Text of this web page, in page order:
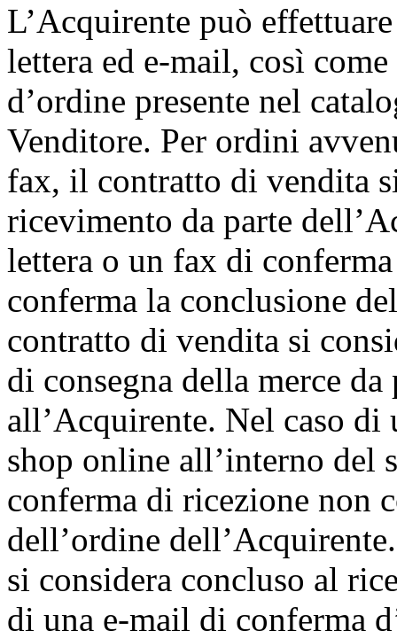
L’Acquirente può
lettera ed e-mail, così
d’ordine presente nel
Venditore. Per ordini
fax, il contratto di vendita
ricevimento da parte
lettera o un fax di
conferma la conclusione
contratto di vendita si
di consegna della merce
all’Acquirente. Nel caso
shop online all’interno del
conferma di ricezione non
dell’ordine
si considera concluso al
di una e-mail di conferma